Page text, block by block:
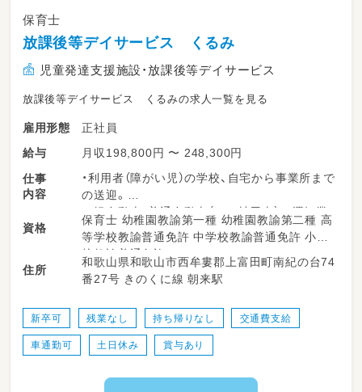
保育士
放課後等デイサービス くるみ
児童発達支援施設・放課後等デイサービス
放課後等デイサービス くるみの求人一覧を見る
雇用形態
正社員
給与
月収198,800円 〜 248,300円
仕事
内容
・利用者（障がい児）の学校、自宅から事業所まで
の送迎。
軽自動車・普通自動車（ＡＴ社用車）の運転業
務有り
・手洗い・うがい・トイレなどの日常生活支援。
・生活能力向上を目的とした訓練。
・屋外や屋内での遊びの展開。
・おやつ作りや創作活動、
・食事、おやつの提供、補助。
・業務日誌の作成。
【変更範囲：その他法人の定める業務】
資格
保育士 幼稚園教諭第一種 幼稚園教諭第二種 高
等学校教諭普通免許 中学校教諭普通免許 小学
校教諭普通免許
住所
和歌山県和歌山市西牟婁郡上富田町南紀の台74
番27号 きのくに線 朝来駅
新卒可 残業なし 持ち帰りなし 交通費支給
車通勤可 土日休み 賞与あり